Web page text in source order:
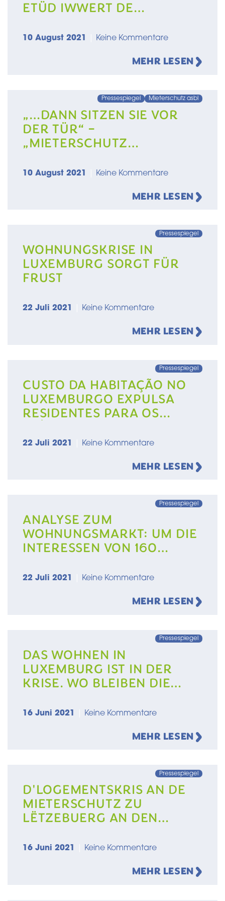
ETÜD IWWERT DE
10 August 2021 Keine Kommentare
MEHR LESEN
Pressespiegel Mieterschutz asbl
„…DANN SITZEN SIE VOR
DER TÜR“ –
„MIETERSCHUTZ
GESPRÄCH MIT JEAN-
10 August 2021 Keine Kommentare
MEHR LESEN
Pressespiegel
WOHNUNGSKRISE IN
LUXEMBURG SORGT FÜR
FRUST
22 Juli 2021 Keine Kommentare
MEHR LESEN
Pressespiegel
CUSTO DA HABITAÇÃO NO
LUXEMBURGO EXPULSA
RESIDENTES PARA OS
22 Juli 2021 Keine Kommentare
MEHR LESEN
Pressespiegel
ANALYSE ZUM
WOHNUNGSMARKT: UM DIE
INTERESSEN VON 160
MÜSSEN TAUSENDE DAS
22 Juli 2021 Keine Kommentare
MEHR LESEN
Pressespiegel
DAS WOHNEN IN
LUXEMBURG IST IN DER
KRISE. WO BLEIBEN DIE
16 Juni 2021 Keine Kommentare
MEHR LESEN
Pressespiegel
D'LOGEMENTSKRIS AN DE
MIETERSCHUTZ ZU
LËTZEBUERG AN DEN
16 Juni 2021 Keine Kommentare
MEHR LESEN